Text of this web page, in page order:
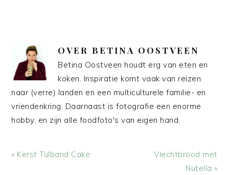
OVER BETINA OOSTVEEN
Betina Oostveen houdt erg van eten en
koken. Inspiratie komt vaak van reizen
naar (verre) landen en een multiculturele familie- en
vriendenkring. Daarnaast is fotografie een enorme
hobby, en zijn alle foodfoto's van eigen hand.
Vorig
« Kerst Tulband Cake
Volgend
Vlechtbrood met
Nutella »